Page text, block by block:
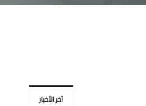
آخر الأخبار